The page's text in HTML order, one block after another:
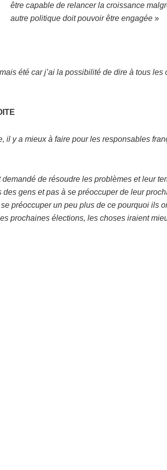
être capable de relancer la croissance
autre politique doit pouvoir être engagée »
été car j’ai la possibilité de dire à tous les
il y a mieux à faire pour les responsables
de résoudre les problèmes et leur
gens et pas à se préoccuper de leur
préoccuper un peu plus de ce pourquoi ils
prochaines élections, les choses iraient